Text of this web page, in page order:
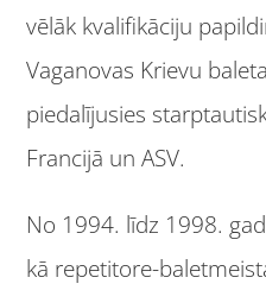
vēlāk kvalifikāciju
Vaganovas Krievu
piedalījusies
Francijā un ASV.
No 1994. līdz 1998.
kā repetitore-